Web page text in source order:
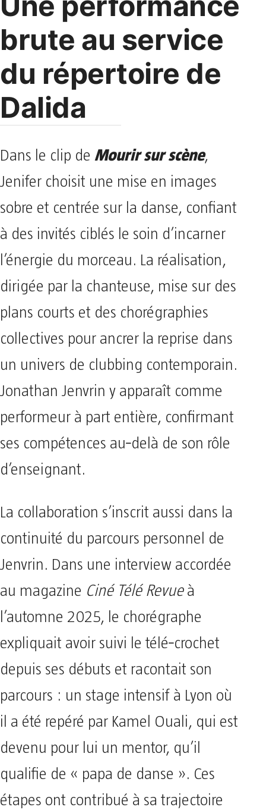
brute au service
du répertoire de
Dalida
Dans le clip de Mourir sur scène,
Jenifer choisit une mise en images
sobre et centrée sur la danse, confiant
à des invités ciblés le soin d’incarner
l’énergie du morceau. La réalisation,
dirigée par la chanteuse, mise sur des
plans courts et des chorégraphies
collectives pour ancrer la reprise dans
un univers de clubbing contemporain.
Jonathan Jenvrin y apparaît comme
performeur à part entière, confirmant
ses compétences au‑delà de son rôle
d’enseignant.
La collaboration s’inscrit aussi dans la
continuité du parcours personnel de
Jenvrin. Dans une interview accordée
au magazine Ciné Télé Revueà
l’automne 2025, le chorégraphe
expliquait avoir suivi le télé‑crochet
depuis ses débuts et racontait son
parcours : un stage intensif à Lyon où
il a été repéré par Kamel Ouali, qui est
devenu pour lui un mentor, qu’il
qualifie de « papa de danse ». Ces
étapes ont contribué à sa trajectoire